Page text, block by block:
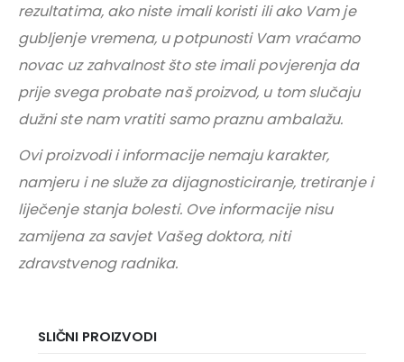
rezultatima, ako niste imali koristi ili ako Vam je
gubljenje vremena, u potpunosti Vam vraćamo
novac uz zahvalnost što ste imali povjerenja da
prije svega probate naš proizvod, u tom slučaju
dužni ste nam vratiti samo praznu ambalažu.
Ovi proizvodi i informacije nemaju karakter,
namjeru i ne služe za dijagnosticiranje, tretiranje i
liječenje stanja bolesti. Ove informacije nisu
zamijena za savjet Vašeg doktora, niti
zdravstvenog radnika.
SLIČNI PROIZVODI